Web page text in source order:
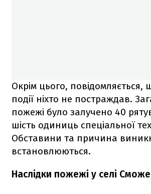
Окрім цього, повідомляється,
події ніхто не постраждав.
пожежі було залучено 40
шість одиниць спеціальної
Обставини та причина
встановлюються.
Наслідки пожежі у селі